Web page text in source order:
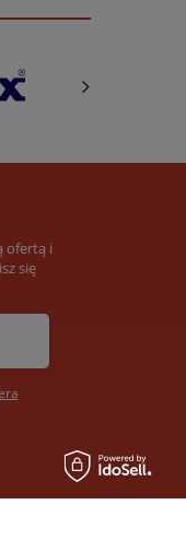
ofertą i
się